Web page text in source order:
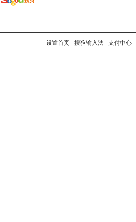
设置首页 - 搜狗输入法 - 支付中心 -